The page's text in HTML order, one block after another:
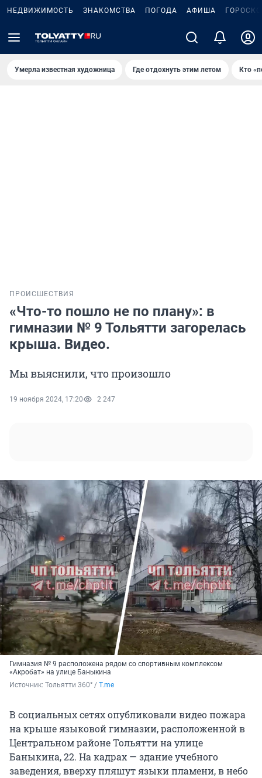
НЕДВИЖИМОСТЬ ЗНАКОМСТВА ПОГОДА АФИША
Умерла известная художница Где отдохнуть этим летом Кто
ПРОИСШЕСТВИЯ
«Что-то пошло не по плану»: в
гимназии № 9 Тольятти загорелась
крыша. Видео.
Мы выяснили, что произошло
19 ноября 2024, 17:20 2 247
Гимназия № 9 расположена рядом со спортивным комплексом
«Акробат» на улице Баныкина
Источник: Тольятти 360° / T.me
В социальных сетях опубликовали видео пожара
на крыше языковой гимназии, расположенной в
Центральном районе Тольятти на улице
Баныкина, 22. На кадрах — здание учебного
заведения, вверху пляшут языки пламени, в небо